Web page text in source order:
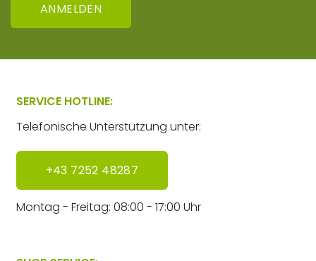
ANMELDEN
SERVICE HOTLINE:
Telefonische Unterstützung unter:
+43 7252 48287
Montag - Freitag: 08:00 - 17:00 Uhr